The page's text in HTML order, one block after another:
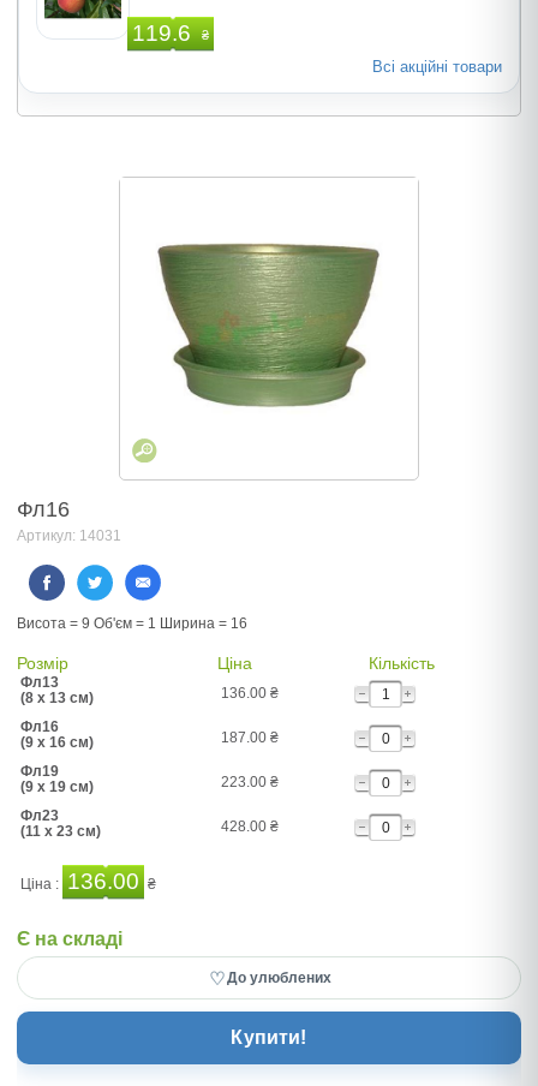
119.6 ₴
Всі акційні товари
Фл16
Артикул: 14031
Висота = 9 Об'єм = 1 Ширина = 16
Розмір Ціна Кількість
Фл13
(8 x 13 см)
136.00 ₴
Фл16
(9 x 16 см)
187.00 ₴
Фл19
(9 x 19 см)
223.00 ₴
Фл23
(11 x 23 см)
428.00 ₴
Ціна : 136.00 ₴
Є на складі
♡До улюблених
Купити!